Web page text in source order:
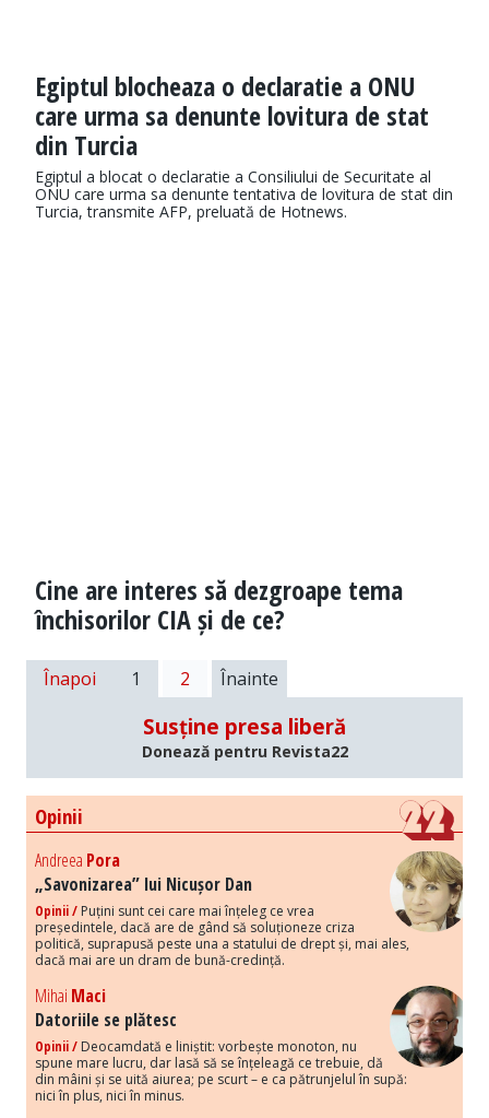
Egiptul blocheaza o declaratie a ONU
care urma sa denunte lovitura de stat
din Turcia
Egiptul a blocat o declaratie a Consiliului de Securitate al
ONU care urma sa denunte tentativa de lovitura de stat din
Turcia, transmite AFP, preluată de Hotnews.
Cine are interes să dezgroape tema
închisorilor CIA și de ce?
Înapoi 1 2 Înainte
Susține presa liberă
Donează pentru Revista22
Opinii
Andreea Pora
„Savonizarea” lui Nicușor Dan
Opinii / Puțini sunt cei care mai înțeleg ce vrea
președintele, dacă are de gând să soluționeze criza
politică, suprapusă peste una a statului de drept și, mai ales,
dacă mai are un dram de bună-credință.
Mihai Maci
Datoriile se plătesc
Opinii / Deocamdată e liniștit: vorbește monoton, nu
spune mare lucru, dar lasă să se înțeleagă ce trebuie, dă
din mâini și se uită aiurea; pe scurt – e ca pătrunjelul în supă:
nici în plus, nici în minus.